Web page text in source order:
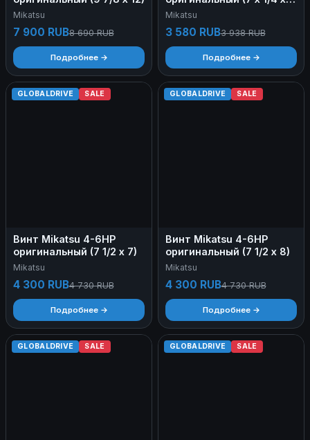
Mikatsu
7 900 RUB8 690 RUB
Подробнее →
6)
Mikatsu
3 580 RUB3 938 RUB
Подробнее →
GLOBALDRIVE SALE
Винт Mikatsu 4-6HP
оригинальный (7 1/2 х 7)
Mikatsu
4 300 RUB4 730 RUB
Подробнее →
GLOBALDRIVE SALE
Винт Mikatsu 4-6HP
оригинальный (7 1/2 х 8)
Mikatsu
4 300 RUB4 730 RUB
Подробнее →
GLOBALDRIVE SALE GLOBALDRIVE SALE